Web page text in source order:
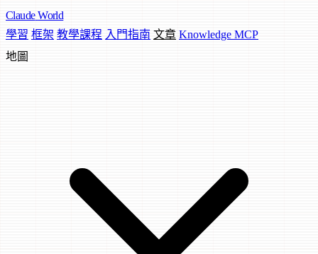
Claude World
學習 框架 教學課程 入門指南 文章 Knowledge MCP
地圖